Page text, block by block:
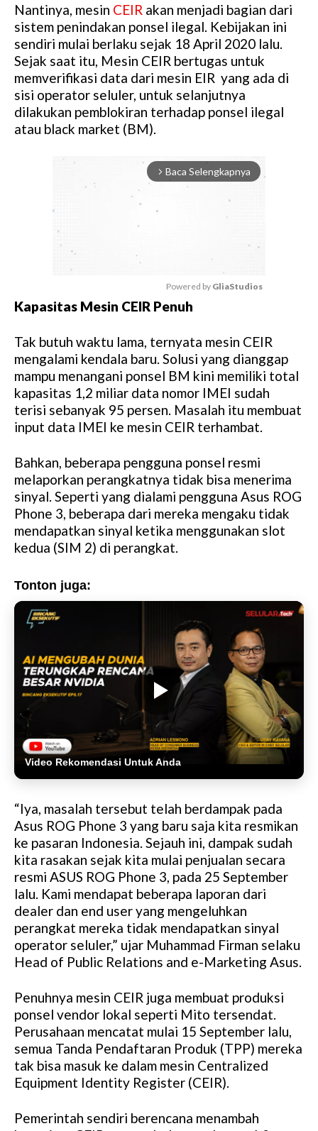
Nantinya, mesin CEIR akan menjadi bagian dari
sistem penindakan ponsel ilegal. Kebijakan ini
sendiri mulai berlaku sejak 18 April 2020 lalu.
Sejak saat itu, Mesin CEIR bertugas untuk
memverifikasi data dari mesin EIR yang ada di
sisi operator seluler, untuk selanjutnya
dilakukan pemblokiran terhadap ponsel ilegal
atau black market (BM).
arrow_forward_ios Baca Selengkapnya
t
e
Powered by GliaStudios
Kapasitas Mesin CEIR Penuh
Tak butuh waktu lama, ternyata mesin CEIR
mengalami kendala baru. Solusi yang dianggap
mampu menangani ponsel BM kini memiliki total
kapasitas 1,2 miliar data nomor IMEI sudah
terisi sebanyak 95 persen. Masalah itu membuat
input data IMEI ke mesin CEIR terhambat.
Bahkan, beberapa pengguna ponsel resmi
melaporkan perangkatnya tidak bisa menerima
sinyal. Seperti yang dialami pengguna Asus ROG
Phone 3, beberapa dari mereka mengaku tidak
mendapatkan sinyal ketika menggunakan slot
kedua (SIM 2) di perangkat.
Tonton juga:
Video Rekomendasi Untuk Anda
“Iya, masalah tersebut telah berdampak pada
Asus ROG Phone 3 yang baru saja kita resmikan
ke pasaran Indonesia. Sejauh ini, dampak sudah
kita rasakan sejak kita mulai penjualan secara
resmi ASUS ROG Phone 3, pada 25 September
lalu. Kami mendapat beberapa laporan dari
dealer dan end user yang mengeluhkan
perangkat mereka tidak mendapatkan sinyal
operator seluler,” ujar Muhammad Firman selaku
Head of Public Relations and e-Marketing Asus.
Penuhnya mesin CEIR juga membuat produksi
ponsel vendor lokal seperti Mito tersendat.
Perusahaan mencatat mulai 15 September lalu,
semua Tanda Pendaftaran Produk (TPP) mereka
tak bisa masuk ke dalam mesin Centralized
Equipment Identity Register (CEIR).
Pemerintah sendiri berencana menambah